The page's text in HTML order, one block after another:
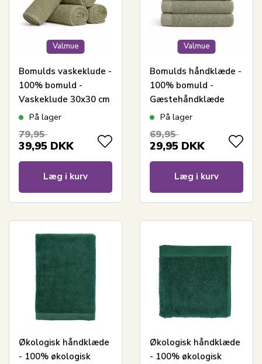
Valmue
Bomulds vaskeklude -
100% bomuld -
Vaskeklude 30x30 cm
- 4-pak - Valmue -
På lager
79,95
39,95 DKK
Læg i kurv
Valmue
Bomulds håndklæde -
100% bomuld -
Gæstehåndklæde
40x60 cm - Valmue -
På lager
69,95
29,95 DKK
Læg i kurv
Økologisk håndklæde
- 100% økologisk
Økologisk håndklæde
- 100% økologisk